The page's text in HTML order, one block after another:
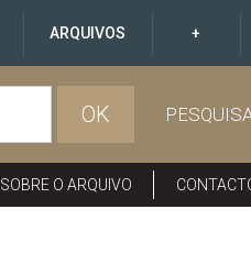
ARQUIVOS +
OK
SOBRE O ARQUIVO